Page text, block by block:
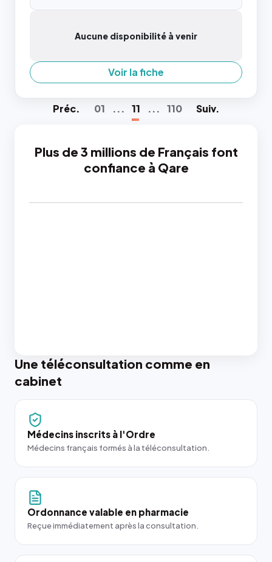
Aucune disponibilité à venir
Voir la fiche
Préc. 01 ... 11 ... 110 Suiv.
Plus de 3 millions de Français font
confiance à Qare
Une téléconsultation comme en
cabinet
Médecins inscrits à l'Ordre
Médecins français formés à la téléconsultation.
Ordonnance valable en pharmacie
Reçue immédiatement après la consultation.